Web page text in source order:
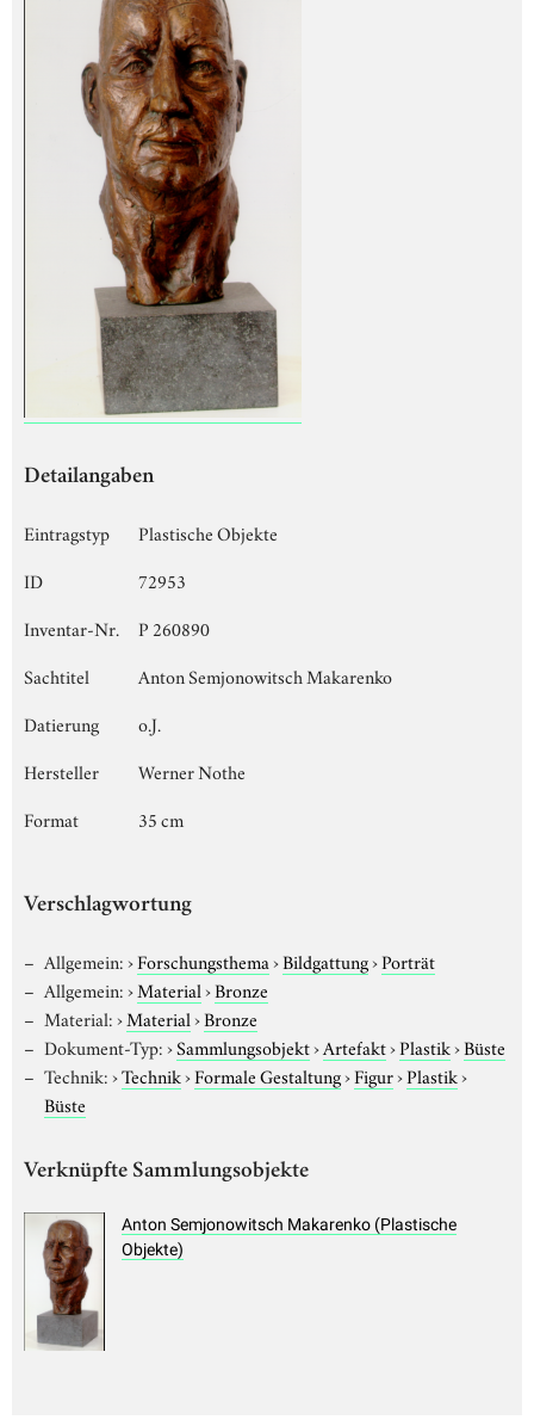
Detailangaben
Eintragstyp
Plastische Objekte
ID
72953
Inventar-Nr.
P 260890
Sachtitel
Anton Semjonowitsch Makarenko
Datierung
o.J.
Hersteller
Werner Nothe
Format
35 cm
Verschlagwortung
Allgemein:›Forschungsthema›Bildgattung›Porträt
Allgemein:›Material›Bronze
Material:›Material›Bronze
Dokument-Typ:›Sammlungsobjekt›Artefakt›Plastik›Büste
Technik:›Technik›Formale Gestaltung›Figur›Plastik›
Büste
Verknüpfte Sammlungsobjekte
Anton Semjonowitsch Makarenko (Plastische
Objekte)